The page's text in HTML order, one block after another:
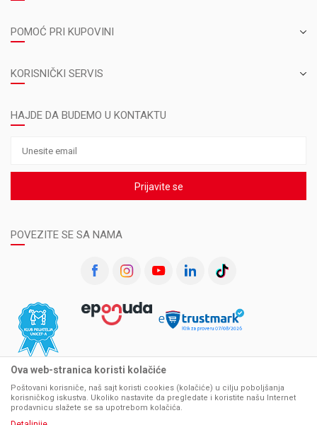
POMOĆ PRI KUPOVINI
KORISNIČKI SERVIS
HAJDE DA BUDEMO U KONTAKTU
Prijavite se
POVEZITE SE SA NAMA
Ova web-stranica koristi kolačiće
Poštovani korisniče, naš sajt koristi cookies (kolačiće) u cilju poboljšanja
korisničkog iskustva. Ukoliko nastavite da pregledate i koristite našu Internet
prodavnicu slažete se sa upotrebom kolačića.